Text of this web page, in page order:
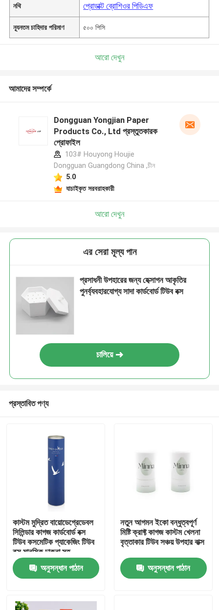
নথি প্রোডাক্ট ব্রোশিওর পিডিএফ
ন্যূনতম চাহিদার পরিমাণ ৫০০ পিসি
আরো দেখুন
আমাদের সম্পর্কে
Dongguan Yongjian Paper
Products Co., Ltd প্রস্তুতকারক
প্রোফাইল
103# Houyong Houjie
Dongguan Guangdong China ,চীন
5.0
যাচাইকৃত সরবরাহকারী
আরো দেখুন
এর সেরা মূল্য পান
প্রসাধনী উপহারের জন্য হেক্সাগন আকৃতির
পুনর্ব্যবহারযোগ্য সাদা কার্ডবোর্ড টিউব বক্স
চালিয়ে
প্রস্তাবিত পণ্য
কাস্টম মুদ্রিত বায়োডেগ্রেডেবল
সিলিন্ডার কাগজ কার্ডবোর্ড বক্স
টিউব কসমেটিক প্যাকেজিং টিউব
বক্স মানসিক ঢাকনা সহ
অনুসন্ধান পাঠান
নতুন আগমন ইকো বন্ধুত্বপূর্ণ
মিষ্টি ক্রাফ্ট কাগজ কাস্টম খেলনা
বৃত্তাকার টিউব সঞ্চয় উপহার বাক্স
অনুসন্ধান পাঠান